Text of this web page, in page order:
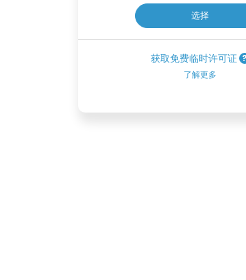
选择
获取免费临时许可证
了解更多